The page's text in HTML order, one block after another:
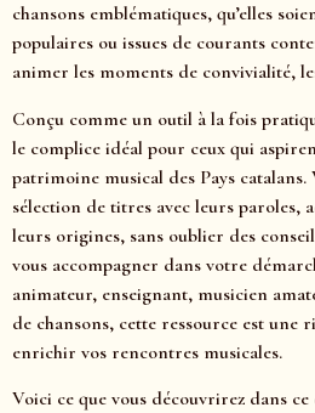
chansons emblématiques, qu’elles
populaires ou issues de courants
animer les moments de convivialité,
Conçu comme un outil à la fois
le complice idéal pour ceux qui
patrimoine musical des Pays
sélection de titres avec leurs paroles,
leurs origines, sans oublier des
vous accompagner dans votre
animateur, enseignant, musicien
de chansons, cette ressource est une
enrichir vos rencontres musicales.
Voici ce que vous découvrirez dans ce